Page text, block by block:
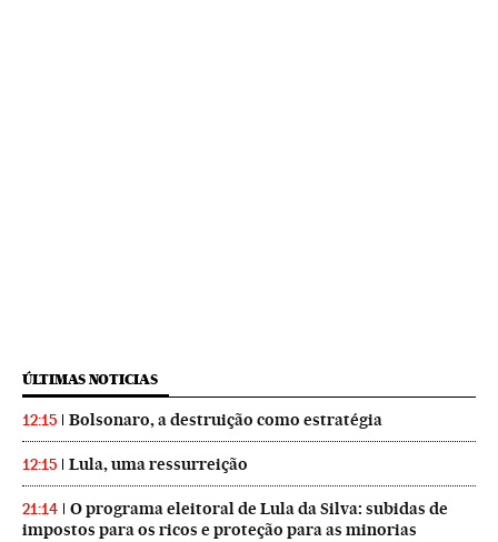
ÚLTIMAS NOTICIAS
12:15 Bolsonaro, a destruição como estratégia
12:15 Lula, uma ressurreição
21:14
O programa eleitoral de Lula da Silva: subidas de
impostos para os ricos e proteção para as minorias